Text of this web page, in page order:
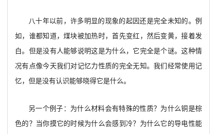
八十年以前，许多明显的现象的起因还是完全未知的。例
如，谁都知道，煤块被加热时，首先变红，然后变黄，接着发
白。但是没有人能够说明这是为什么，它完全是个谜。这种情
况有点像今天我们对记忆力性质的完全无知。我们经常使用记
忆，但是没有认识能够晓得它是什么。
另一个例子：为什么材料会有特殊的性质？为什么铜是棕
色的？当你摸它的时候为什么会感到冷？为什么它的导电性能